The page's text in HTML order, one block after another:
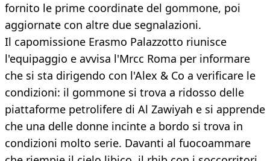
fornito le prime coordinate del gommone, poi
aggiornate con altre due segnalazioni.
Il capomissione Erasmo Palazzotto riunisce
l'equipaggio e avvisa l'Mrcc Roma per informare
che si sta dirigendo con l'Alex & Co a verificare le
condizioni: il gommone si trova a ridosso delle
piattaforme petrolifere di Al Zawiyah e si apprende
che una delle donne incinte a bordo si trova in
condizioni molto serie. Davanti al fuocoammare